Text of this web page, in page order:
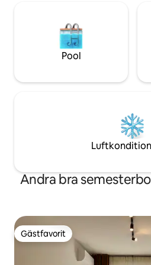
Pool
Andra bra
Gästfavorit
Gästfavorit